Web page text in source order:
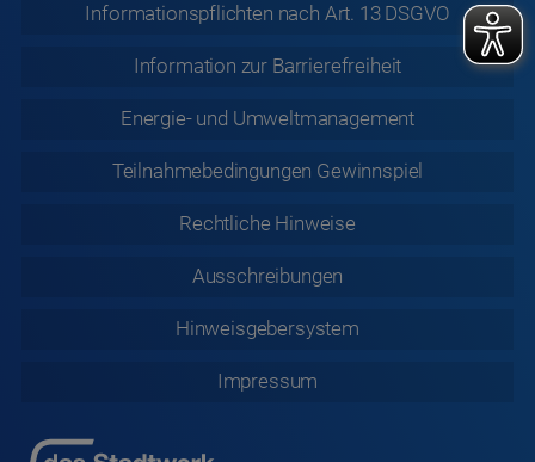
Informationspflichten nach Art. 13 DSGVO
Information zur Barrierefreiheit
Energie- und Umweltmanagement
Teilnahmebedingungen Gewinnspiel
Rechtliche Hinweise
Ausschreibungen
Hinweisgebersystem
Impressum